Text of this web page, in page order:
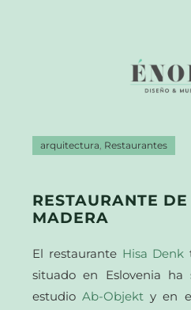
arquitectura Restaurantes
RESTAURANTE
MADERA
El restaurante Hisa Denk
situado en Eslovenia
estudioAb-Objekt y en